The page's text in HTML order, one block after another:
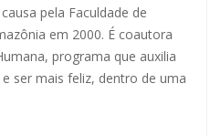
pela Faculdade de
em 2000. É coautora
programa que auxilia
ser mais feliz, dentro de uma